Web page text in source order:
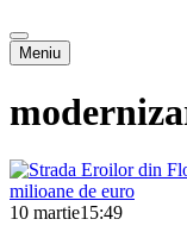
Meniu
10 martie15:49